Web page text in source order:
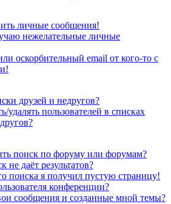
личные сообщения!
нежелательные личные
оскорбительный email от кого-то с
друзей и недругов?
удалять пользователей в списках
поиск по форуму или форумам?
даёт результатов?
поиска я получил пустую страницу!
конференции?
сообщения и созданные мной темы?